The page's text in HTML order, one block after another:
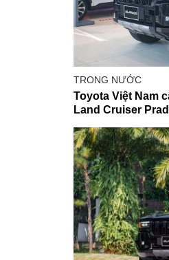
TRONG NƯỚC
Toyota Việt Nam
Land Cruiser